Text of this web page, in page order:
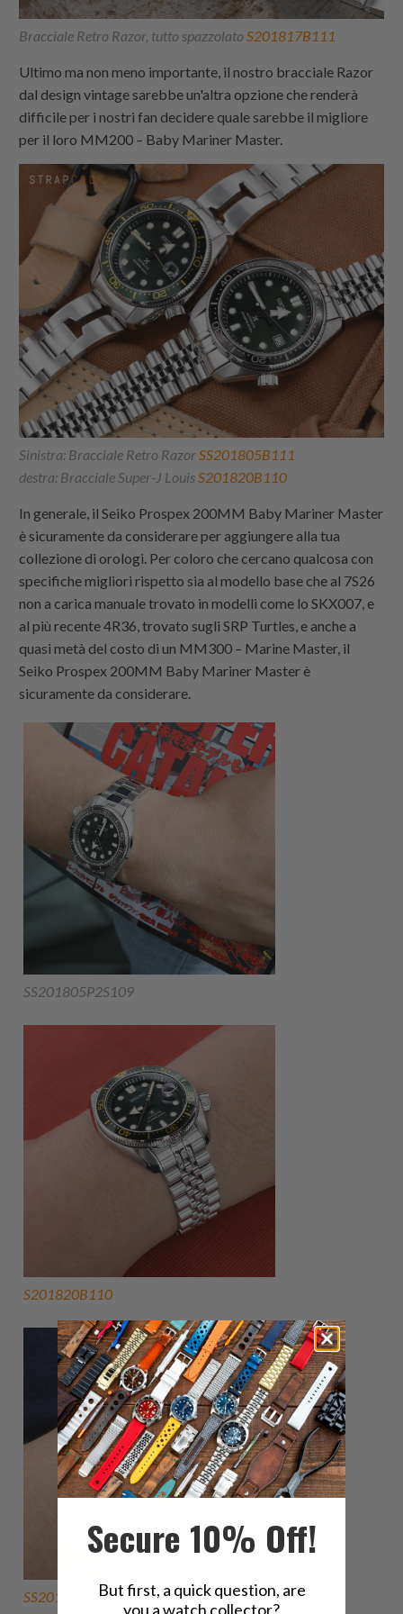
Bracciale Retro Razor, tutto spazzolatoS201817B111
Ultimo ma non meno importante, il nostro bracciale Razor
dal design vintage sarebbe un'altra opzione che renderà
difficile per i nostri fan decidere quale sarebbe il migliore
per il loro MM200 – Baby Mariner Master.
Sinistra: Bracciale Retro RazorSS201805B111
destra: Bracciale Super-J LouisS201820B110
In generale, il Seiko Prospex 200MM Baby Mariner Master
è sicuramente da considerare per aggiungere alla tua
collezione di orologi. Per coloro che cercano qualcosa con
specifiche migliori rispetto sia al modello base che al 7S26
non a carica manuale trovato in modelli come lo SKX007, e
al più recente 4R36, trovato sugli SRP Turtles, e anche a
quasi metà del costo di un MM300 – Marine Master, il
Seiko Prospex 200MM Baby Mariner Master è
sicuramente da considerare.
SS201805P2S109
S201820B110
SS201805B111
Secure 10% Off!
But first, a quick question, are
you a watch collector?